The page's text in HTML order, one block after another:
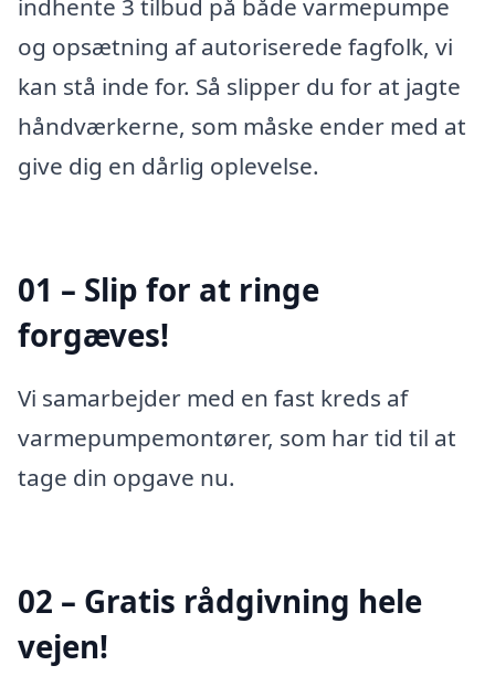
indhente 3 tilbud på både varmepumpe
og opsætning af autoriserede fagfolk, vi
kan stå inde for. Så slipper du for at jagte
håndværkerne, som måske ender med at
give dig en dårlig oplevelse.
01 – Slip for at ringe
forgæves!
Vi samarbejder med en fast kreds af
varmepumpemontører, som har tid til at
tage din opgave nu.
02 – Gratis rådgivning hele
vejen!